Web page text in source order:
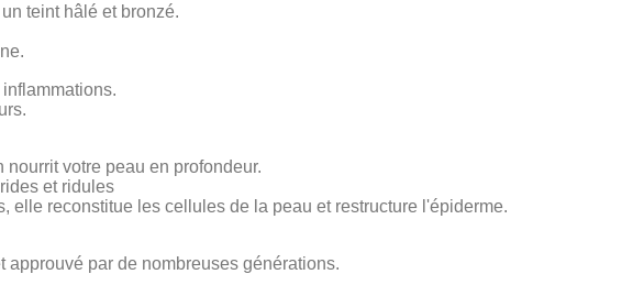
teint hâlé et bronzé.
nourrit votre peau en profondeur.
et ridules
elle reconstitue les cellules de la peau et restructure l'épiderme.
approuvé par de nombreuses générations.